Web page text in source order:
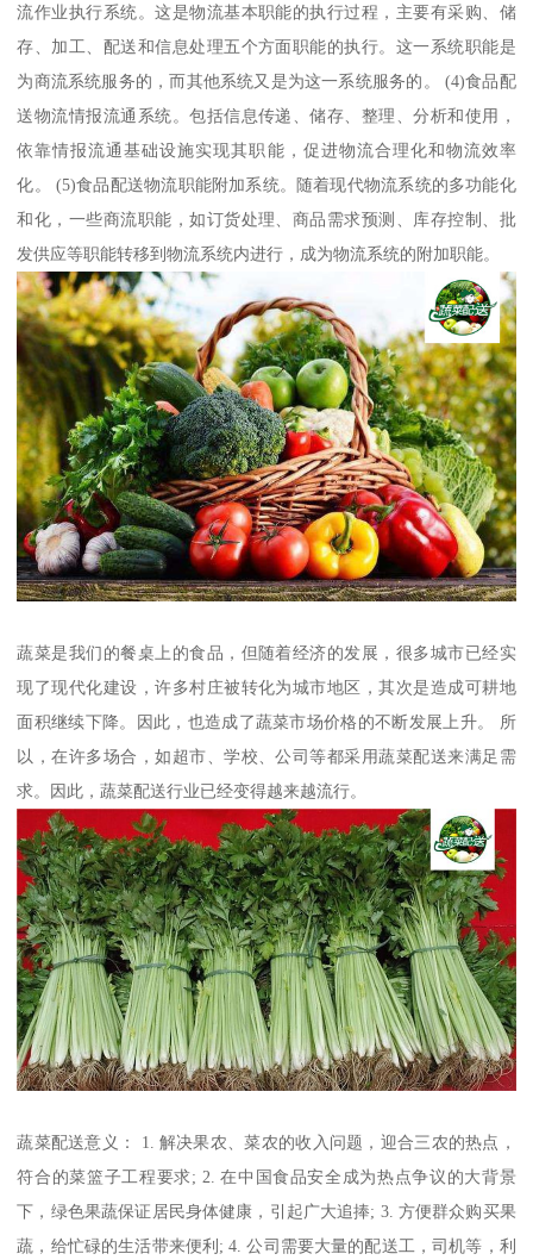
流作业执行系统。这是物流基本职能的执行过程，主要有采购、储
存、加工、配送和信息处理五个方面职能的执行。这一系统职能是
为商流系统服务的，而其他系统又是为这一系统服务的。 (4)食品配
送物流情报流通系统。包括信息传递、储存、整理、分析和使用，
依靠情报流通基础设施实现其职能，促进物流合理化和物流效率
化。 (5)食品配送物流职能附加系统。随着现代物流系统的多功能化
和化，一些商流职能，如订货处理、商品需求预测、库存控制、批
发供应等职能转移到物流系统内进行，成为物流系统的附加职能。
蔬菜是我们的餐桌上的食品，但随着经济的发展，很多城市已经实
现了现代化建设，许多村庄被转化为城市地区，其次是造成可耕地
面积继续下降。因此，也造成了蔬菜市场价格的不断发展上升。 所
以，在许多场合，如超市、学校、公司等都采用蔬菜配送来满足需
求。因此，蔬菜配送行业已经变得越来越流行。
蔬菜配送意义： 1. 解决果农、菜农的收入问题，迎合三农的热点，
符合的菜篮子工程要求; 2. 在中国食品安全成为热点争议的大背景
下，绿色果蔬保证居民身体健康，引起广大追捧; 3. 方便群众购买果
蔬，给忙碌的生活带来便利; 4. 公司需要大量的配送工，司机等，利